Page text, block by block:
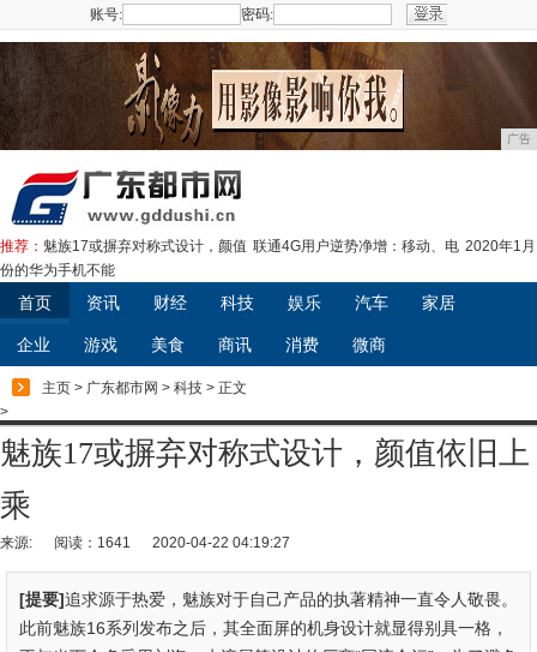
账号: 密码:
广告
推荐： 魅族17或摒弃对称式设计，颜值 联通4G用户逆势净增：移动、电 2020年1月
份的华为手机不能
首页 资讯 财经 科技 娱乐 汽车 家居
企业 游戏 美食 商讯 消费 微商
主页 > 广东都市网 > 科技 > 正文
>
魅族17或摒弃对称式设计，颜值依旧上
乘
来源: 阅读：1641 2020-04-22 04:19:27
[提要]追求源于热爱，魅族对于自己产品的执著精神一直令人敬畏。
此前魅族16系列发布之后，其全面屏的机身设计就显得别具一格，